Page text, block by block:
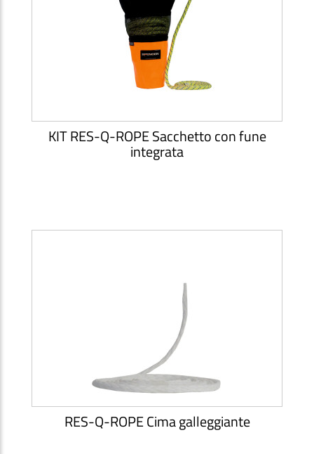
KIT RES-Q-ROPE Sacchetto con fune
integrata
RES-Q-ROPE Cima galleggiante